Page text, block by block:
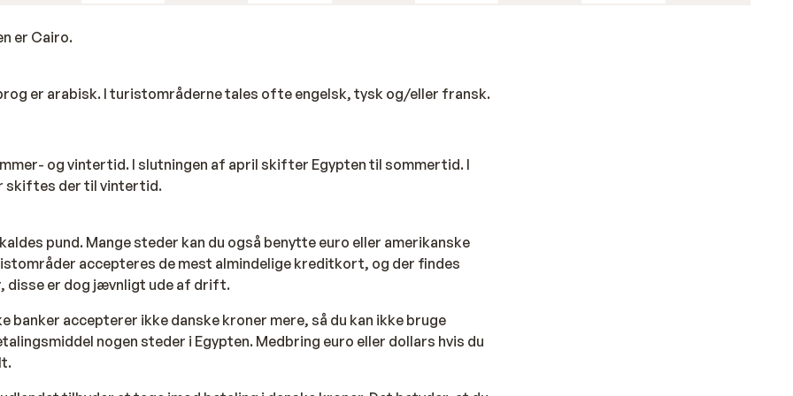
Ras Mohammed National Park, som er kendt for sin
ørkenen, tage en kameltur eller besøge lokale markeder
som snorkling og dykning.
turistdestinationer i Sharm el Sheikh, såsom Ras
og traditionelle egyptiske markeder.
muligheder.
noget for enhver smag. Det er et sted, der er perfekt til
Så hvis du leder efter en destination, der har det hele,
er Cairo.
er arabisk. I turistområderne tales ofte engelsk, tysk og/eller fransk.
og vintertid. I slutningen af april skifter Egypten til sommertid. I
skiftes der til vintertid.
pund. Mange steder kan du også benytte euro eller amerikanske
accepteres de mest almindelige kreditkort, og der findes
disse er dog jævnligt ude af drift.
banker accepterer ikke danske kroner mere, så du kan ikke bruge
nogen steder i Egypten. Medbring euro eller dollars hvis du